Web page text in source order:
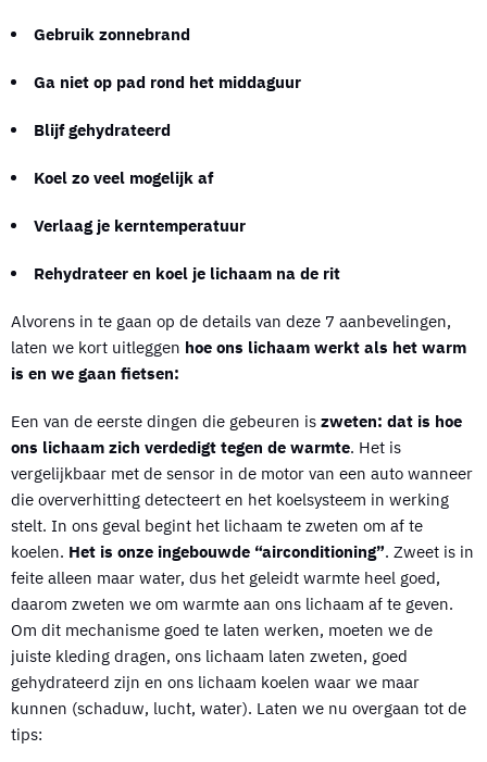
Gebruik zonnebrand
Ga niet op pad rond het middaguur
Blijf gehydrateerd
Koel zo veel mogelijk af
Verlaag je kerntemperatuur
Rehydrateer en koel je lichaam na de rit
Alvorens in te gaan op de details van deze 7 aanbevelingen,
laten we kort uitleggen hoe ons lichaam werkt als het warm
is en we gaan fietsen:
Een van de eerste dingen die gebeuren is zweten: dat is hoe
ons lichaam zich verdedigt tegen de warmte. Het is
vergelijkbaar met de sensor in de motor van een auto wanneer
die oververhitting detecteert en het koelsysteem in werking
stelt. In ons geval begint het lichaam te zweten om af te
koelen. Het is onze ingebouwde “airconditioning”. Zweet is in
feite alleen maar water, dus het geleidt warmte heel goed,
daarom zweten we om warmte aan ons lichaam af te geven.
Om dit mechanisme goed te laten werken, moeten we de
juiste kleding dragen, ons lichaam laten zweten, goed
gehydrateerd zijn en ons lichaam koelen waar we maar
kunnen (schaduw, lucht, water). Laten we nu overgaan tot de
tips: